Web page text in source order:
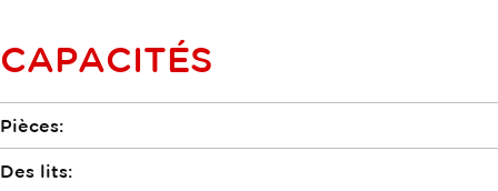
CAPACITÉS
Pièces:
Des lits: